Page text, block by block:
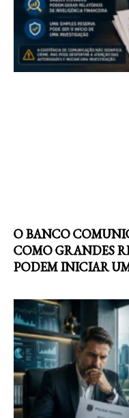
O BANCO
COMO GRANDES
PODEM INICIAR